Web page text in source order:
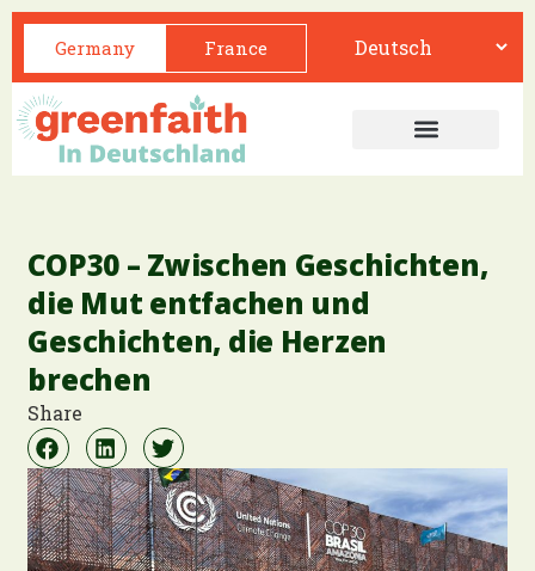
Germany France
COP30 – Zwischen Geschichten,
die Mut entfachen und
Geschichten, die Herzen
brechen
Share